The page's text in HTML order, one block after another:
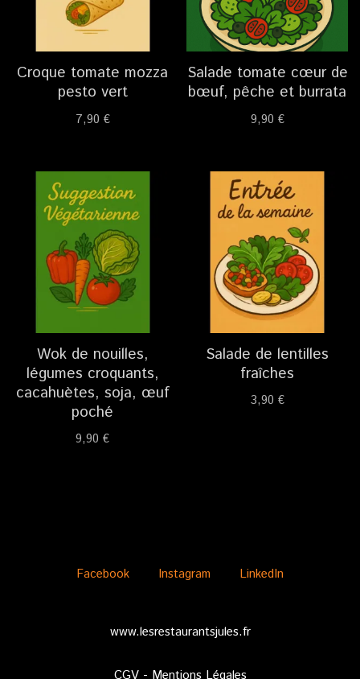
Croque tomate mozza
pesto vert
7,90 €
Salade tomate cœur de
bœuf, pêche et burrata
9,90 €
Wok de nouilles,
légumes croquants,
cacahuètes, soja, œuf
poché
9,90€
Salade de lentilles
fraîches
3,90 €
Facebook Instagram LinkedIn
www.lesrestaurantsjules.fr
CGV- Mentions Légales